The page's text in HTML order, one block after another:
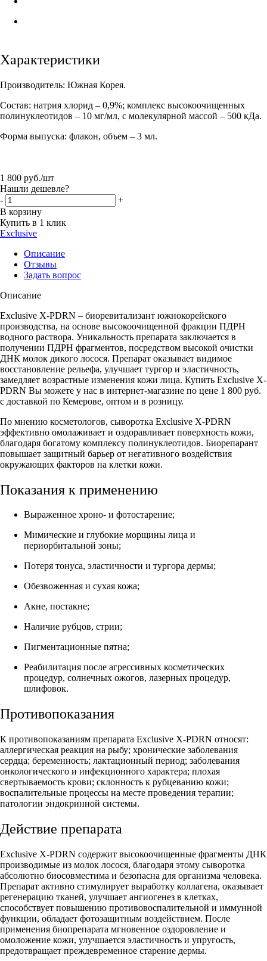
Характеристики
Производитель: Южная Корея.
Состав: натрия хлорид – 0,9%; комплекс высокоочищенных
полинуклеотидов – 10 мг/мл, с молекулярной массой – 500 кДа.
Форма выпуска: флакон, объем – 3 мл.
1 800 руб./шт
Нашли дешевле?
-
+
В корзину
Купить в 1 клик
Exclusive
Описание
Отзывы
Задать вопрос
Описание
Exclusive X-PDRN – биоревитализант южнокорейского
производства, на основе высокоочищенной фракции ПДРН
водного раствора. Уникальность препарата заключается в
получении ПДРН фрагментов, посредством высокой очистки
ДНК молок дикого лосося. Препарат оказывает видимое
восстановление рельефа, улучшает тургор и эластичность,
замедляет возрастные изменения кожи лица. Купить Exclusive X-
PDRN Вы можете у нас в интернет-магазине по цене 1 800 руб.
с доставкой по Кемерове, оптом и в розницу.
По мнению косметологов, сыворотка Exclusive X-PDRN
эффективно омолаживает и оздоравливает поверхность кожи,
благодаря богатому комплексу полинуклеотидов. Биорепарант
повышает защитный барьер от негативного воздействия
окружающих факторов на клетки кожи.
Показания к применению
Выраженное хроно- и фотостарение;
Мимические и глубокие морщины лица и
периорбитальной зоны;
Потеря тонуса, эластичности и тургора дермы;
Обезвоженная и сухая кожа;
Акне, постакне;
Наличие рубцов, стрии;
Пигментационные пятна;
Реабилитация после агрессивных косметических
процедур, солнечных ожогов, лазерных процедур,
шлифовок.
Противопоказания
К противопоказаниям препарата Exclusive X-PDRN относят:
аллергическая реакция на рыбу; хронические заболевания
сердца; беременность; лактационный период; заболевания
онкологического и инфекционного характера; плохая
свертываемость крови; склонность к рубцеванию кожи;
воспалительные процессы на месте проведения терапии;
патологии эндокринной системы.
Действие препарата
Exclusive X-PDRN содержит высокоочищенные фрагменты ДНК
производимые из молок лосося, благодаря этому сыворотка
абсолютно биосовместима и безопасна для организма человека.
Препарат активно стимулирует выработку коллагена, оказывает
регенерацию тканей, улучшает ангиогенез в клетках,
способствует повышению противовоспалительной и иммунной
функции, обладает фотозащитным воздействием. После
применения биопрепарата мгновенное оздоровление и
омоложение кожи, улучшается эластичность и упругость,
предотвращает преждевременное старение дермы.